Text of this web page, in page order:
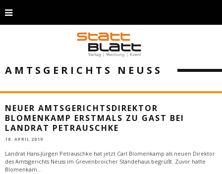
AMTSGERICHTS NEUSS
NEUER AMTSGERICHTSDIREKTOR
BLOMENKAMP ERSTMALS ZU GAST BEI
LANDRAT PETRAUSCHKE
18. APRIL 2019
Landrat Hans-Jürgen Petrauschke hat jetzt Carl Blomenkamp als neuen Direktor
des Amtsgerichts Neuss im Grevenbroicher Ständehaus begrüßt. Zuvor hatte
Blomenkam...